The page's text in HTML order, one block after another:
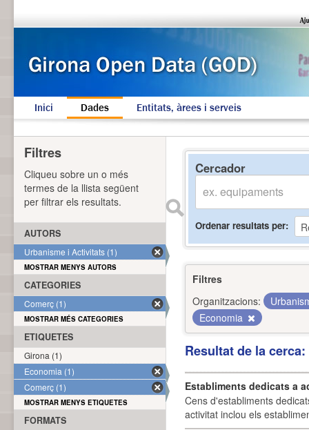
Inici Dades Entitats, àrees i serveis
Cercador
Ordenar resultats per
Filtres
Organitzacions:
Economia
Resultat de la
Establiments dedicats a
Cens d'establiments
activitat inclou els
Filtres
Cliqueu sobre un o més
termes de la llista següent
per filtrar els resultats.
AUTORS
Urbanisme i Activitats (1)
MOSTRAR MENYS AUTORS
CATEGORIES
Comerç (1)
MOSTRAR MÉS CATEGORIES
ETIQUETES
Girona (1)
Economia (1)
Comerç (1)
MOSTRAR MENYS ETIQUETES
FORMATS